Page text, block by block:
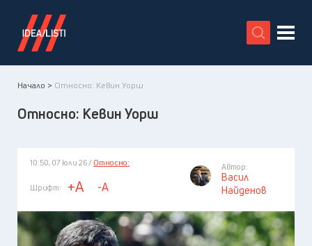
X
Начало > Относно: Кевин Уорш
Относно: Кевин Уорш
10:50, 07 юли 26 / Относно:
Шрифт: +A -A
Автор:
Васил
Найденов